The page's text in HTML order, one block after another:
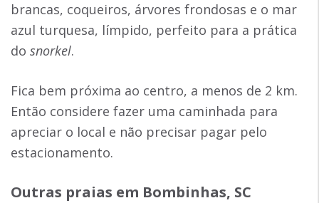
brancas, coqueiros, árvores frondosas e o mar
azul turquesa, límpido, perfeito para a prática
do snorkel.
Fica bem próxima ao centro, a menos de 2 km.
Então considere fazer uma caminhada para
apreciar o local e não precisar pagar pelo
estacionamento.
Outras praias em Bombinhas, SC